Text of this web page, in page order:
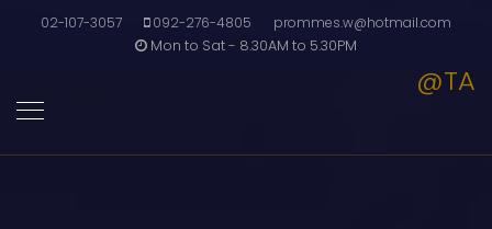
02-107-3057 092-276-4805
prommes.w@hotmail.com
Mon to Sat - 8.30AM to 5.30PM
@TA